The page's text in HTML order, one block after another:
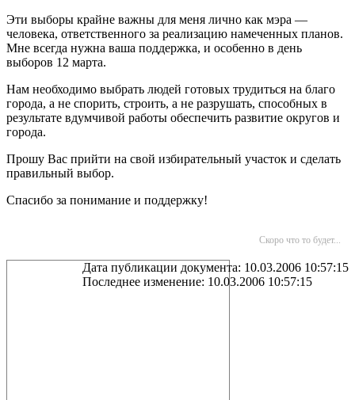
Эти выборы крайне важны для меня лично как мэра —
человека, ответственного за реализацию намеченных планов.
Мне всегда нужна ваша поддержка, и особенно в день
выборов 12 марта.
Нам необходимо выбрать людей готовых трудиться на благо
города, а не спорить, строить, а не разрушать, способных в
результате вдумчивой работы обеспечить развитие округов и
города.
Прошу Вас прийти на свой избирательный участок и сделать
правильный выбор.
Спасибо за понимание и поддержку!
Скоро что то будет...
Дата публикации документа: 10.03.2006 10:57:15
Последнее изменение: 10.03.2006 10:57:15